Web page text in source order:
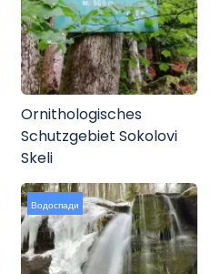
Ornithologisches
Schutzgebiet Sokolovi
Skeli
Водоспади